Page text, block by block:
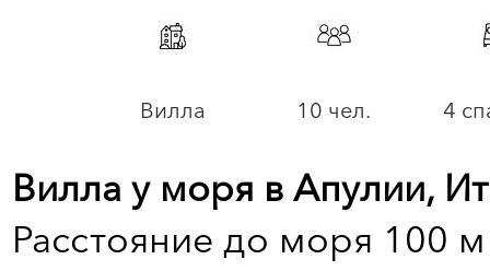
Вилла 10 чел. 4
Вилла у моря в Апулии,
Расстояние до моря 100 м